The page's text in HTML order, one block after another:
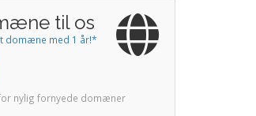
til os
domæne med 1 år!*
nylig fornyede domæner